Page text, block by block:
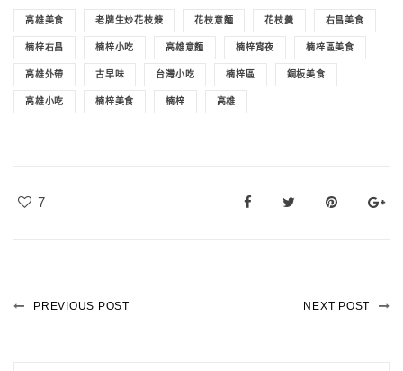
高雄美食 老牌生炒花枝焿 花枝意麵 花枝羹 右昌美食
楠梓右昌 楠梓小吃 高雄意麵 楠梓宵夜 楠梓區美食
高雄外帶 古早味 台灣小吃 楠梓區 銅板美食
高雄小吃 楠梓美食 楠梓 高雄
7
PREVIOUS POST NEXT POST